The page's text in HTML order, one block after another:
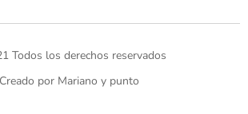
Todos los derechos reservados
Creado por Mariano y punto